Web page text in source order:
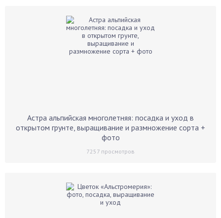
Астра альпийская многолетняя: посадка и уход в
открытом грунте, выращивание и размножение сорта +
фото
7257 просмотров